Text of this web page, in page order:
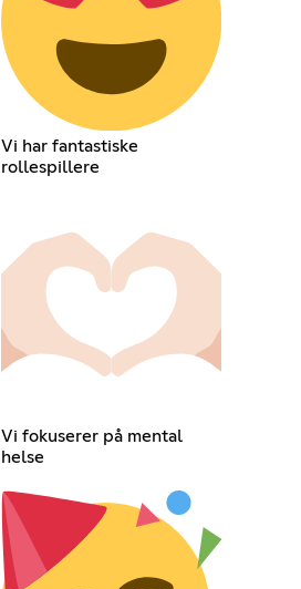
Vi har fantastiske
rollespillere
Vi fokuserer på mental
helse